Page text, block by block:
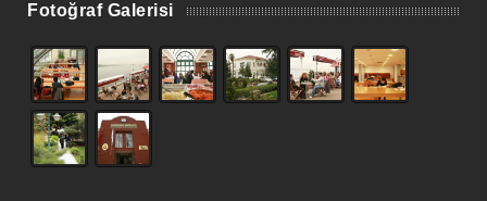
Fotoğraf Galerisi